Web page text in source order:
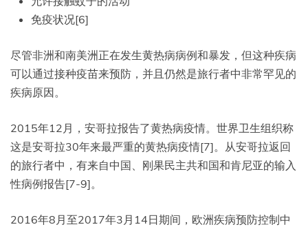
免疫状况[6]
尽管非洲和南美洲正在发生黄热病病例和暴发，但这种疾病
可以通过接种疫苗来预防，并且仍然是旅行者中非常罕见的
疾病原因。
2015年12月，安哥拉报告了黄热病疫情。世界卫生组织称
这是安哥拉30年来最严重的黄热病疫情[7]。从安哥拉返回
的旅行者中，有来自中国、刚果民主共和国和肯尼亚的输入
性病例报告[7-9]。
2016年8月至2017年3月14日期间，欧洲疾病预防控制中